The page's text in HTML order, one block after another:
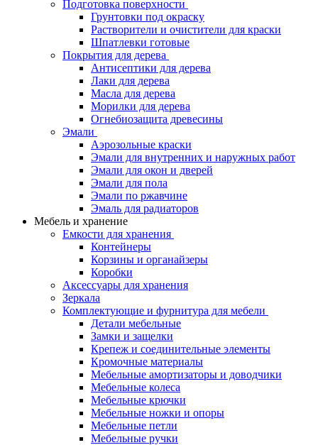
Подготовка поверхности
Грунтовки под окраску
Растворители и очистители для краски
Шпатлевки готовые
Покрытия для дерева
Антисептики для дерева
Лаки для дерева
Масла для дерева
Морилки для дерева
Огнебиозащита древесины
Эмали
Аэрозольные краски
Эмали для внутренних и наружных работ
Эмали для окон и дверей
Эмали для пола
Эмали по ржавчине
Эмаль для радиаторов
Мебель и хранение
Емкости для хранения
Контейнеры
Корзины и органайзеры
Коробки
Аксессуары для хранения
Зеркала
Комплектующие и фурнитура для мебели
Детали мебельные
Замки и защелки
Крепеж и соединительные элементы
Кромочные материалы
Мебельные амортизаторы и доводчики
Мебельные колеса
Мебельные крючки
Мебельные ножки и опоры
Мебельные петли
Мебельные ручки